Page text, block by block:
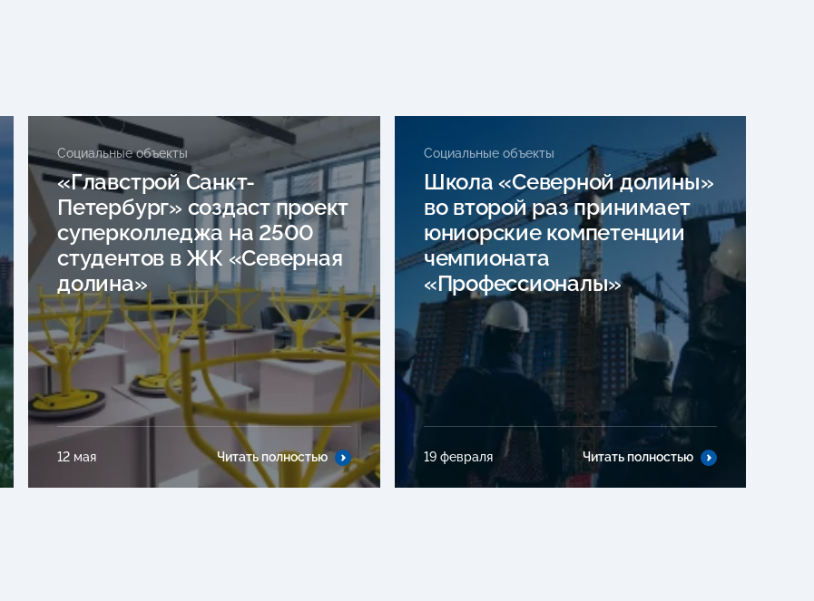
Социальные объекты
«Главстрой Санкт-
Петербург» создаст проект
суперколледжа на 2500
студентов в ЖК «Северная
долина»
12 мая Читать полностью
Социальные объекты
Школа «Северной долины»
во второй раз принимает
юниорские компетенции
чемпионата
«Профессионалы»
19 февраля Читать полностью